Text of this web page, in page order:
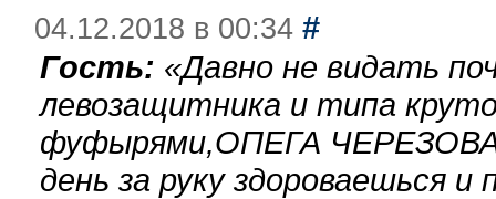
04.12.2018 в 00:34 #
Гость: «Давно не видать
левозащитника и типа
фуфырями,ОПЕГА
день за руку здороваешься